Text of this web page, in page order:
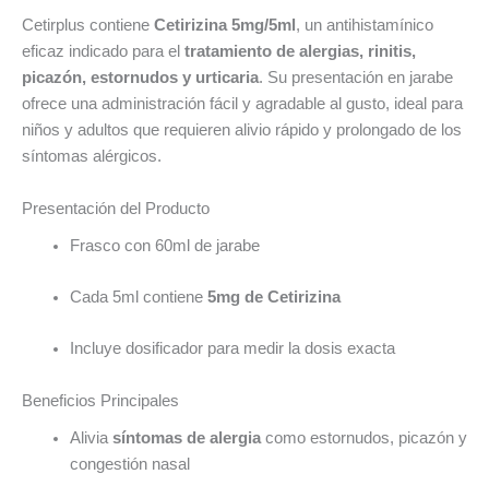
Cetirplus contiene Cetirizina 5mg/5ml , un antihistamínico
eficaz indicado para el tratamiento de alergias, rinitis,
picazón, estornudos y urticaria. Su presentación en jarabe
ofrece una administración fácil y agradable al gusto, ideal para
niños y adultos que requieren alivio rápido y prolongado de los
síntomas alérgicos.
Presentación del Producto
Frasco con 60ml de jarabe
Cada 5ml contiene 5mg de Cetirizina
Incluye dosificador para medir la dosis exacta
Beneficios Principales
Alivia síntomas de alergiacomo estornudos, picazón y
congestión nasal